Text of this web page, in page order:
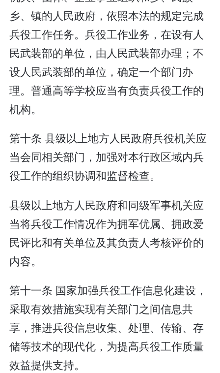
乡、镇的人民政府，依照本法的规定完成
兵役工作任务。兵役工作业务，在设有人
民武装部的单位，由人民武装部办理；不
设人民武装部的单位，确定一个部门办
理。普通高等学校应当有负责兵役工作的
机构。
第十条 县级以上地方人民政府兵役机关应
当会同相关部门，加强对本行政区域内兵
役工作的组织协调和监督检查。
县级以上地方人民政府和同级军事机关应
当将兵役工作情况作为拥军优属、拥政爱
民评比和有关单位及其负责人考核评价的
内容。
第十一条 国家加强兵役工作信息化建设，
采取有效措施实现有关部门之间信息共
享，推进兵役信息收集、处理、传输、存
储等技术的现代化，为提高兵役工作质量
效益提供支持。